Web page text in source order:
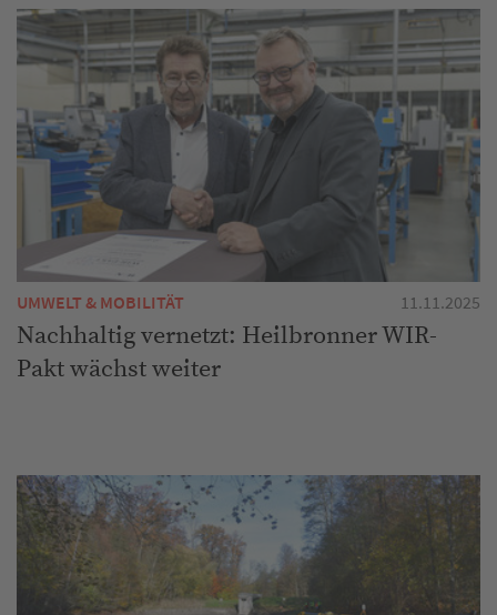
UMWELT & MOBILITÄT 11.11.2025
Nachhaltig vernetzt: Heilbronner WIR-
Pakt wächst weiter